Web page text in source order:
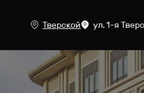
Тверской ул. 1-я